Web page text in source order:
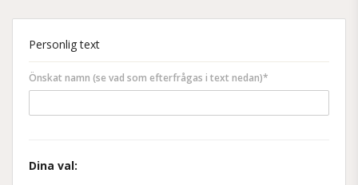
Personlig text
Önskat namn (se vad som efterfrågas i text nedan)*
Dina val: